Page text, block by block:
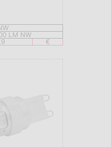
LM NW
€